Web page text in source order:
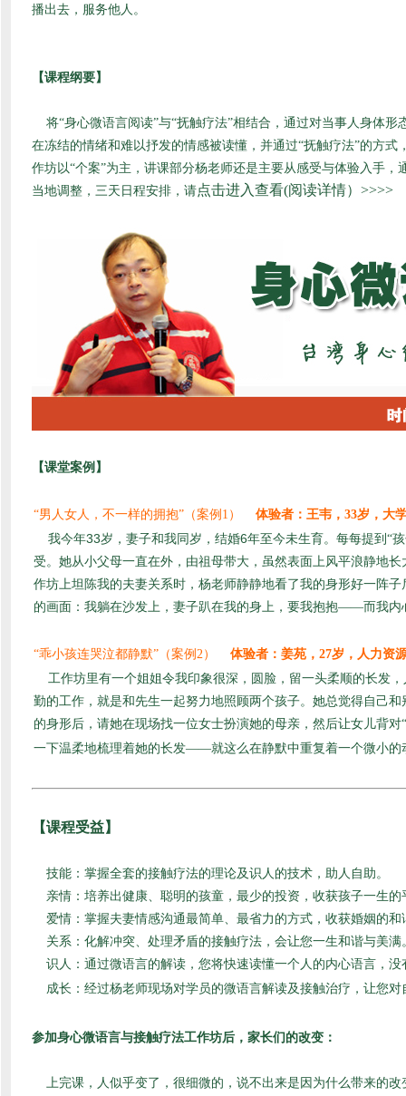
播出去，服务他人。
【课程纲要】
将“身心微语言阅读”与“抚触疗法”相结合，通过对当事人身体
在冻结的情绪和难以抒发的情感被读懂，并通过“抚触疗法”的方
作坊以“个案”为主，讲课部分杨老师还是主要从感受与体验入手
当地调整，三天日程安排，请点击进入查看(阅读详情）>>>>
【课堂案例】
“男人女人，不一样的拥抱”（案例1）
体验者：王韦，33岁，大
我今年33岁，妻子和我同岁，结婚6年至今未生育。每每提到“
受。她从小父母一直在外，由祖母带大，虽然表面上风平浪静地
作坊上坦陈我的夫妻关系时，杨老师静静地看了我的身形好一阵
的画面：我躺在沙发上，妻子趴在我的身上，要我抱抱——而我内
“乖小孩连哭泣都静默”（案例2） 体验者：姜苑， 27岁，人力资
工作坊里有一个姐姐令我印象很深，圆脸，留一头柔顺的长发
勤的工作，就是和先生一起努力地照顾两个孩子。她总觉得自己
的身形后，请她在现场找一位女士扮演她的母亲，然后让女儿背
一下温柔地梳理着她的长发——就这么在静默中重复着一个微小的
【课程受益】
技能：掌握全套的接触疗法的理论及识人的技术，助人自助。
亲情：培养出健康、聪明的孩童，最少的投资，收获孩子一生的
爱情：掌握夫妻情感沟通最简单、最省力的方式，收获婚姻的和
关系：化解冲突、处理矛盾的接触疗法，会让您一生和谐与美满
识人：通过微语言的解读，您将快速读懂一个人的内心语言，
成长：经过杨老师现场对学员的微语言解读及接触治疗，让您
参加身心微语言与接触疗法工作坊后，家长们的改变：
上完课，人似乎变了，很细微的，说不出来是因为什么带来的